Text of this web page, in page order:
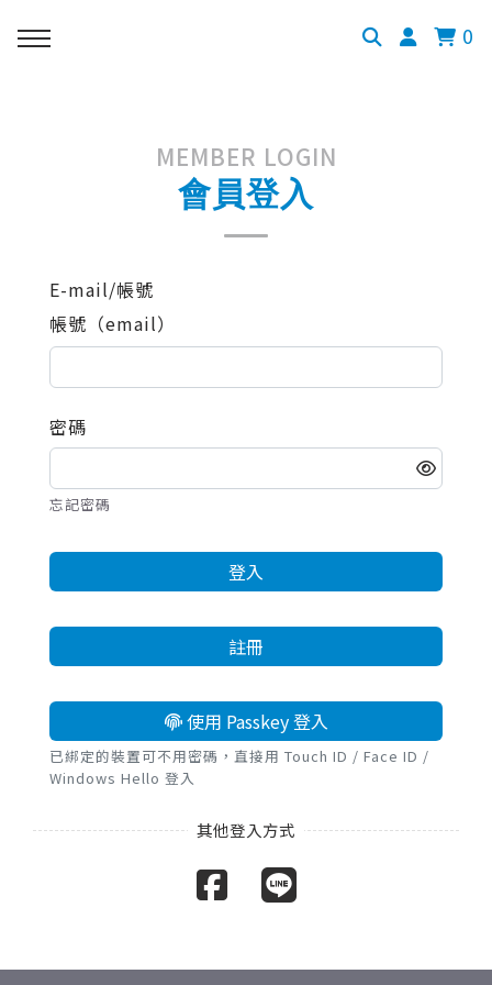
0
MEMBER LOGIN
會員登入
E-mail/帳號
帳號（email）
密碼
忘記密碼
登入
註冊
使用 Passkey 登入
已綁定的裝置可不用密碼，直接用 Touch ID / Face ID /
Windows Hello 登入